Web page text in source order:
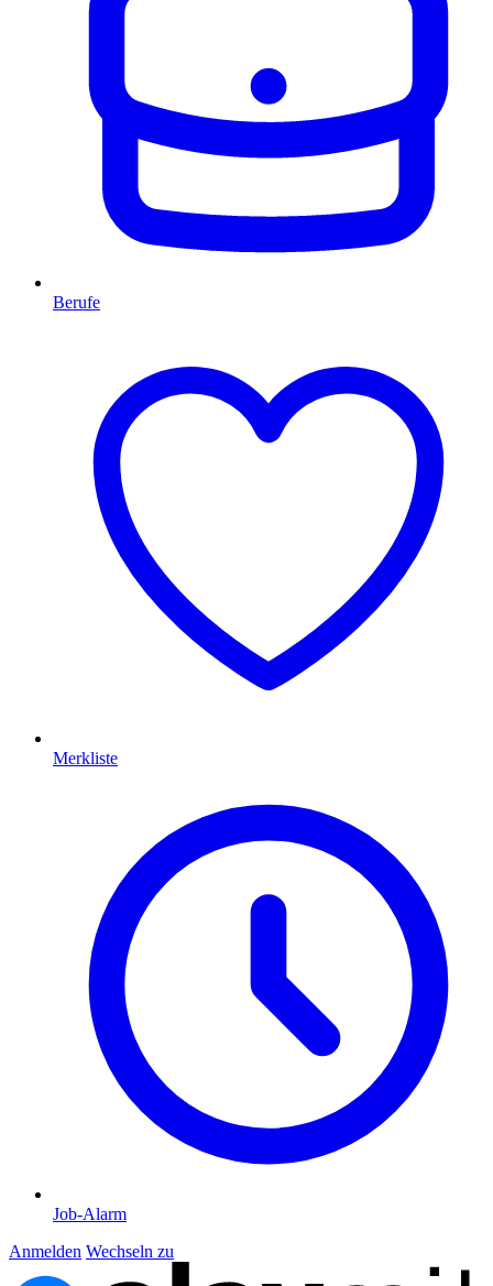
Berufe
Merkliste
Job-Alarm
Anmelden Wechseln zu